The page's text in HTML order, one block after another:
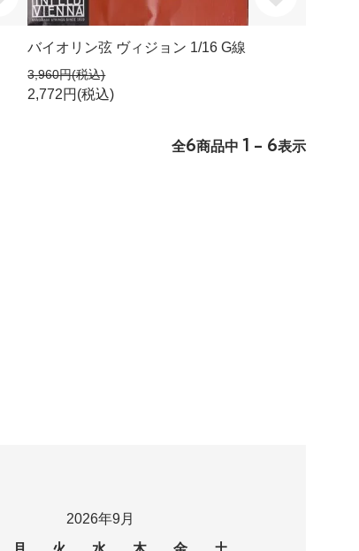
バイオリン弦 ヴィジョン 1/16 G線
3,960円(税込)
2,772円(税込)
全6商品中 1 - 6表示
2026年9月